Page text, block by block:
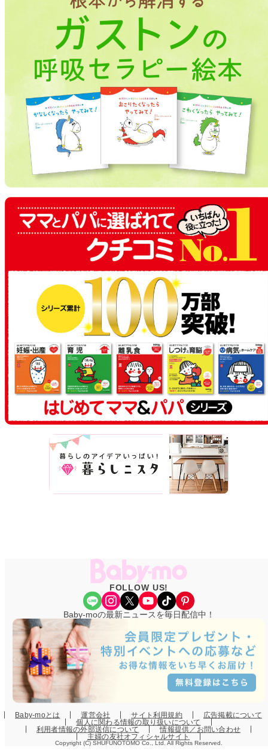
FOLLOW US!
Share Icon Instagram X YouTube TikTok Pinterest
Baby-moの最新ニュースを毎日配信中！
Baby-moとは 運営会社 サイト利用規約
広告掲載について
個人に関わる情報の取り扱いについて
利用者情報の外部送信について
情報提供／お問い合わせ
主婦の友社オフィシャルサイト
Copyright (C) SHUFUNOTOMO Co., Ltd. All Rights Reserved.